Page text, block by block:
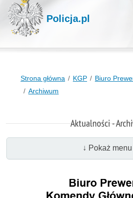
Policja.pl
Strona główna KGP Biuro
Archiwum
Aktualności -
↓ Pokaż menu